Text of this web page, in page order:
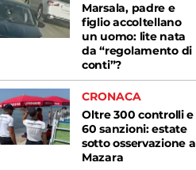
Marsala, padre e
figlio accoltellano
un uomo: lite nata
da “regolamento di
conti”?
CRONACA
Oltre 300 controlli e
60 sanzioni: estate
sotto osservazione a
Mazara